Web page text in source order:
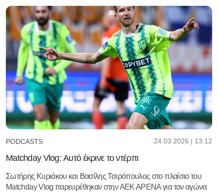
PODCASTS 24.03.2026 | 13:12
Matchday Vlog: Αυτό έκρινε το ντέρπι
Σωτήρης Κυριάκου και Βασίλης Τσιρόπουλος στο πλαίσιο του
Matchday Vlog παρευρέθηκαν στην ΑΕΚ ΑΡΕΝΑ για τον αγώνα